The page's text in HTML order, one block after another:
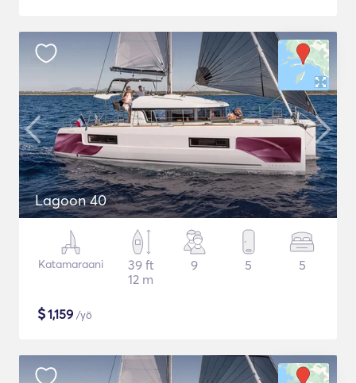
Lagoon 40
Katamaraani
39 ft
12 m
9 5 5
$1,159 /yö